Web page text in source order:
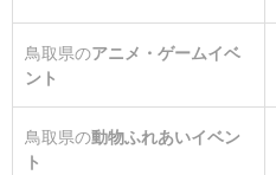
鳥取県のアニメ・ゲームイベ
ント
鳥取県の動物ふれあいイベン
ト